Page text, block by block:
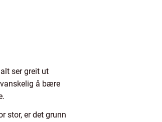
ser greit ut
å bære
stor, er det grunn